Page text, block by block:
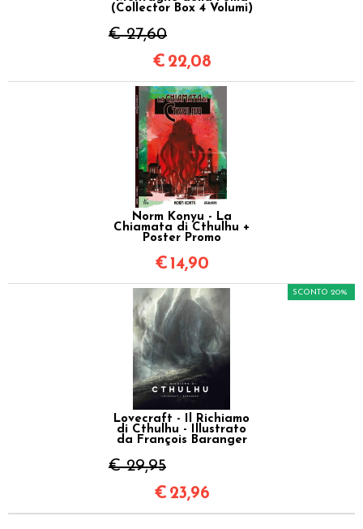
(Collector Box 4 Volumi)
€ 27,60
€ 22,08
Norm Konyu - La
Chiamata di Cthulhu +
Poster Promo
€ 14,90
Lovecraft - Il Richiamo
di Cthulhu - Illustrato
da François Baranger
€ 29,95
SCONTO 20%
€ 23,96